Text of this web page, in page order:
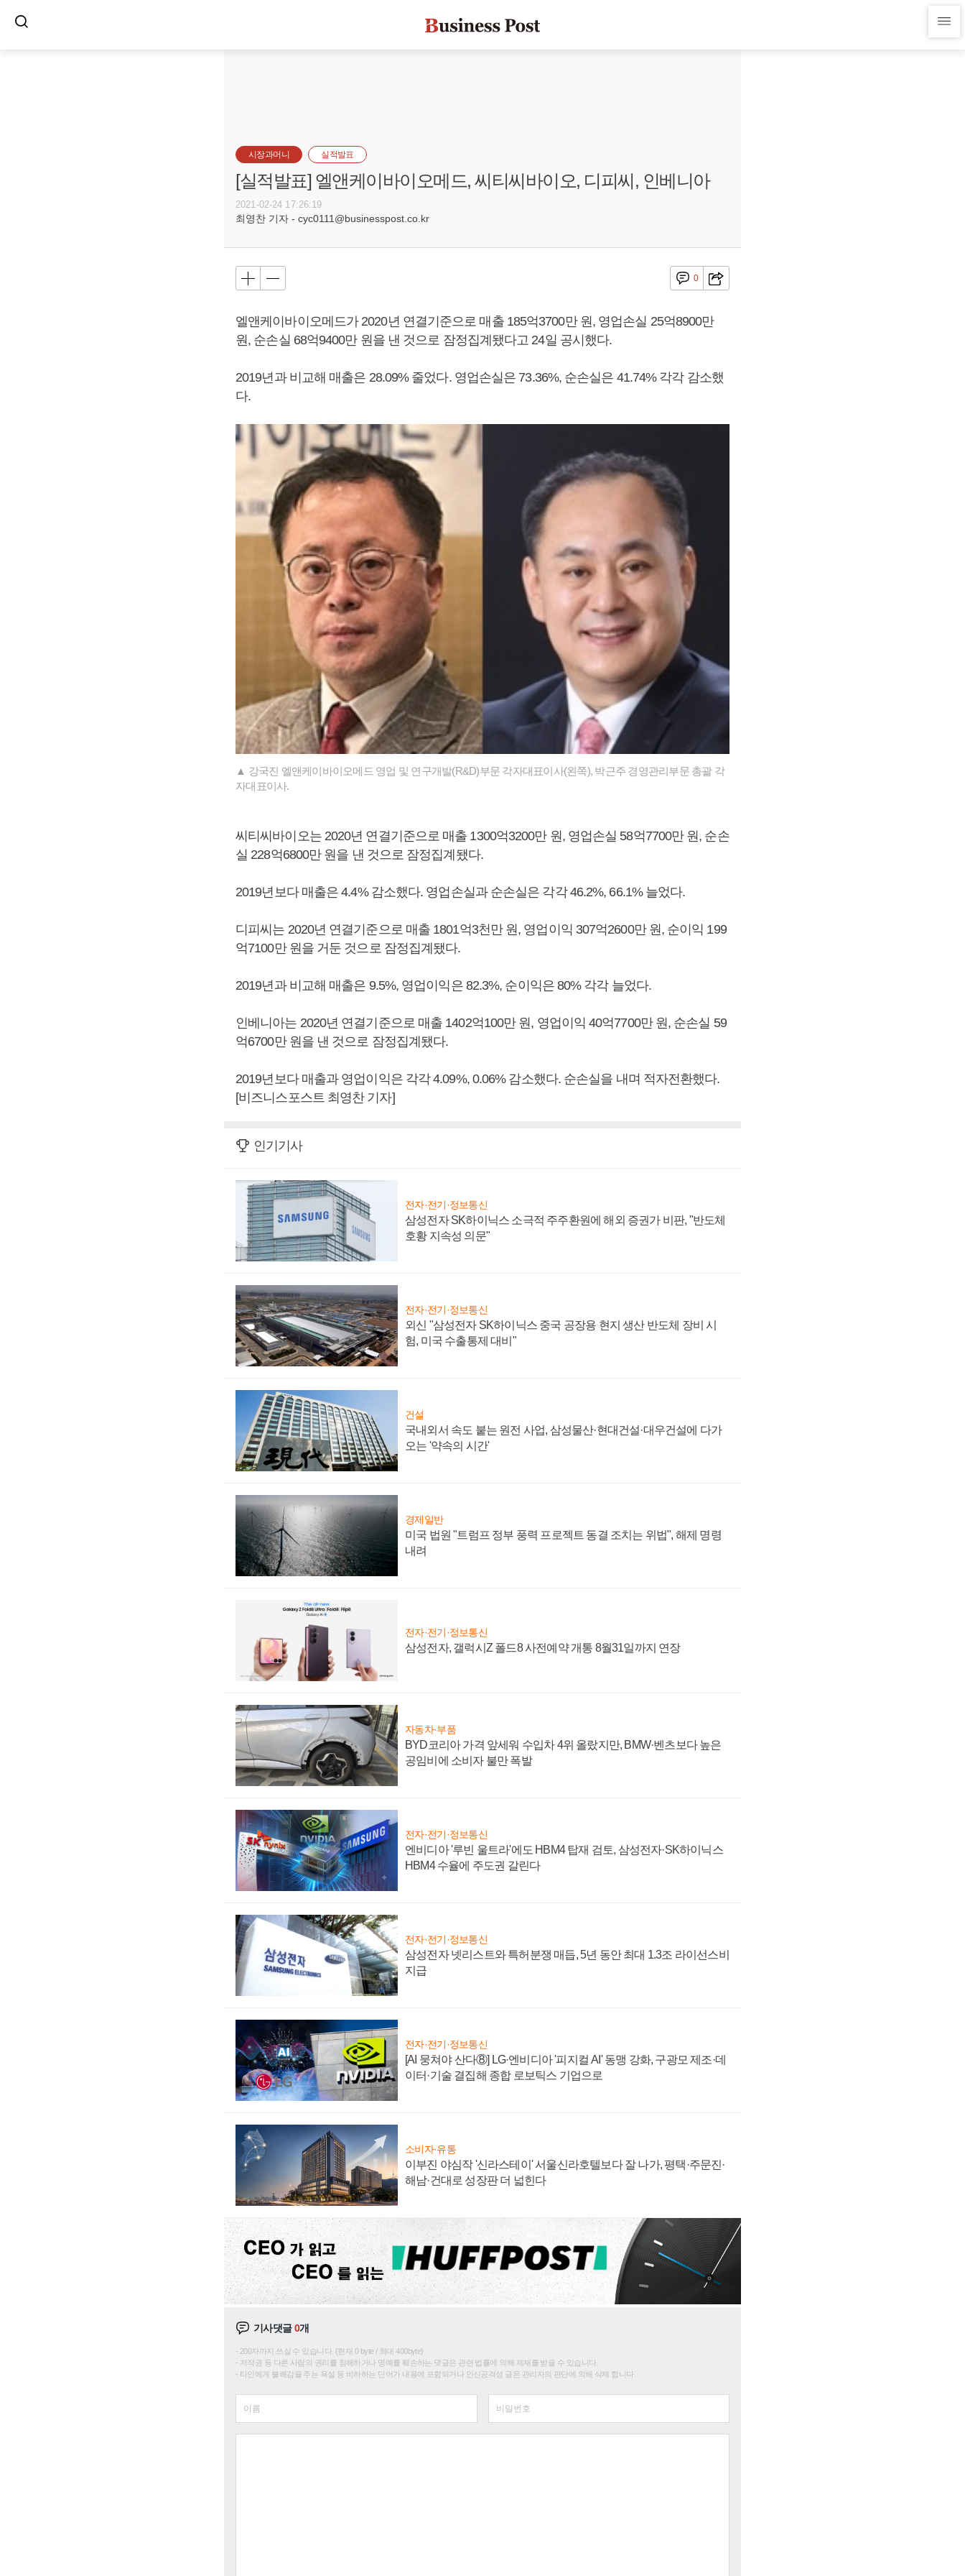
시장과머니 실적발표
[실적발표] 엘앤케이바이오메드, 씨티씨바이오, 디피씨, 인베니아
2021-02-24 17:26:19
최영찬 기자 - cyc0111@businesspost.co.kr
0
엘앤케이바이오메드가 2020년 연결기준으로 매출 185억3700만 원, 영업손실 25억8900만
원, 순손실 68억9400만 원을 낸 것으로 잠정집계됐다고 24일 공시했다.
2019년과 비교해 매출은 28.09% 줄었다. 영업손실은 73.36%, 순손실은 41.74% 각각 감소했
다.
▲ 강국진 엘앤케이바이오메드 영업 및 연구개발(R&D)부문 각자대표이사(왼쪽), 박근주 경영관리부문 총괄 각
자대표이사.
씨티씨바이오는 2020년 연결기준으로 매출 1300억3200만 원, 영업손실 58억7700만 원, 순손
실 228억6800만 원을 낸 것으로 잠정집계됐다.
2019년보다 매출은 4.4% 감소했다. 영업손실과 순손실은 각각 46.2%, 66.1% 늘었다.
디피씨는 2020년 연결기준으로 매출 1801억3천만 원, 영업이익 307억2600만 원, 순이익 199
억7100만 원을 거둔 것으로 잠정집계됐다.
2019년과 비교해 매출은 9.5%, 영업이익은 82.3%, 순이익은 80% 각각 늘었다.
인베니아는 2020년 연결기준으로 매출 1402억100만 원, 영업이익 40억7700만 원, 순손실 59
억6700만 원을 낸 것으로 잠정집계됐다.
2019년보다 매출과 영업이익은 각각 4.09%, 0.06% 감소했다. 순손실을 내며 적자전환했다.
[비즈니스포스트 최영찬 기자]
인기기사
전자·전기·정보통신
삼성전자 SK하이닉스 소극적 주주환원에 해외 증권가 비판, "반도체
호황 지속성 의문"
전자·전기·정보통신
외신 "삼성전자 SK하이닉스 중국 공장용 현지 생산 반도체 장비 시
험, 미국 수출통제 대비"
건설
국내외서 속도 붙는 원전 사업, 삼성물산·현대건설·대우건설에 다가
오는 '약속의 시간'
경제일반
미국 법원 "트럼프 정부 풍력 프로젝트 동결 조치는 위법", 해제 명령
내려
전자·전기·정보통신
삼성전자, 갤럭시Z 폴드8 사전예약 개통 8월31일까지 연장
자동차·부품
BYD코리아 가격 앞세워 수입차 4위 올랐지만, BMW·벤츠보다 높은
공임비에 소비자 불만 폭발
전자·전기·정보통신
엔비디아 '루빈 울트라'에도 HBM4 탑재 검토, 삼성전자·SK하이닉스
HBM4 수율에 주도권 갈린다
전자·전기·정보통신
삼성전자 넷리스트와 특허분쟁 매듭, 5년 동안 최대 1.3조 라이선스비
지급
전자·전기·정보통신
[AI 뭉쳐야 산다⑧] LG·엔비디아 '피지컬 AI' 동맹 강화, 구광모 제조·데
이터·기술 결집해 종합 로보틱스 기업으로
소비자·유통
이부진 야심작 '신라스테이' 서울신라호텔보다 잘 나가, 평택·주문진·
해남·건대로 성장판 더 넓힌다
기사댓글0개
200자까지 쓰실 수 있습니다. (현재 0 byte / 최대 400byte)
저작권 등 다른 사람의 권리를 침해하거나 명예를 훼손하는 댓글은 관련 법률에 의해 제재를 받을 수 있습니다.
타인에게 불쾌감을 주는 욕설 등 비하하는 단어가 내용에 포함되거나 인신공격성 글은 관리자의 판단에 의해 삭제 합니다.